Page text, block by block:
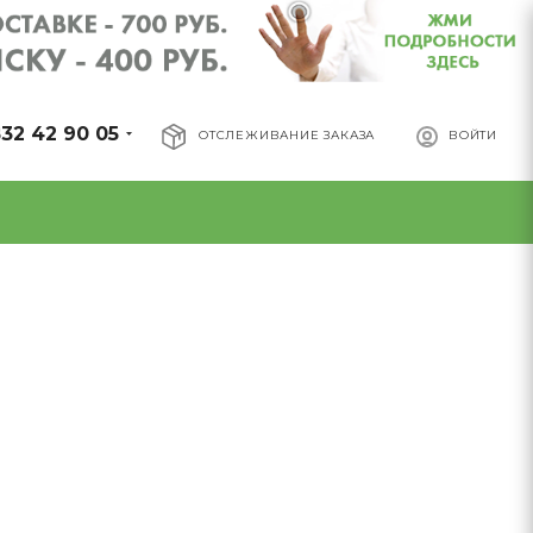
ОТСЛЕЖИВАНИЕ ЗАКАЗА ВОЙТИ
42 90 05